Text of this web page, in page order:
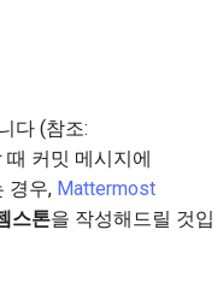
다 (참조:
때 커밋 메시지에
경우, Mattermost
스톤을 작성해드릴 것입